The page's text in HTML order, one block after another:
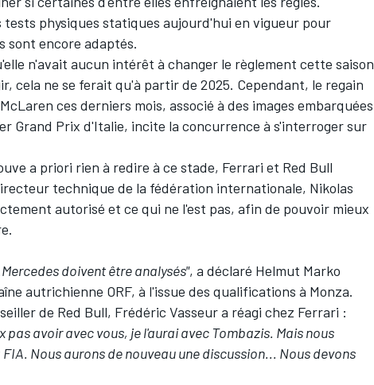
physiques statiques aujourd'hui en vigueur pour
sont encore adaptés.
n'avait aucun intérêt à changer le règlement cette saison
cela ne se ferait qu'à partir de 2025. Cependant, le regain
ces derniers mois, associé à des images embarquées
Grand Prix d'Italie, incite la concurrence à s'interroger sur
a priori rien à redire à ce stade, Ferrari et Red Bull
technique de la fédération internationale, Nikolas
autorisé et ce qui ne l'est pas, afin de pouvoir mieux
doivent être analysés", a déclaré Helmut Marko
autrichienne ORF, à l'issue des qualifications à Monza.
de Red Bull, Frédéric Vasseur a réagi chez Ferrari :
pas avoir avec vous, je l'aurai avec Tombazis. Mais nous
Nous aurons de nouveau une discussion... Nous devons